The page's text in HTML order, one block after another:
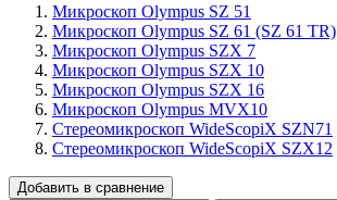
Микроскоп Olympus SZ 51
Микроскоп Olympus SZ 61 (SZ 61 TR)
Микроскоп Olympus SZX 7
Микроскоп Olympus SZX 10
Микроскоп Olympus SZX 16
Микроскоп Olympus MVX10
Стереомикроскоп WideScopiX SZN71
Стереомикроскоп WideScopiX SZX12
Добавить в сравнение